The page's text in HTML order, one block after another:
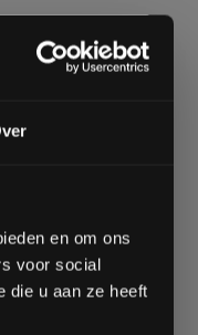
en om ons
voor social
die u aan ze heeft